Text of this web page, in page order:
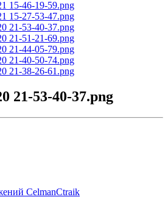
21-53-40-37.png
CelmanCtraik